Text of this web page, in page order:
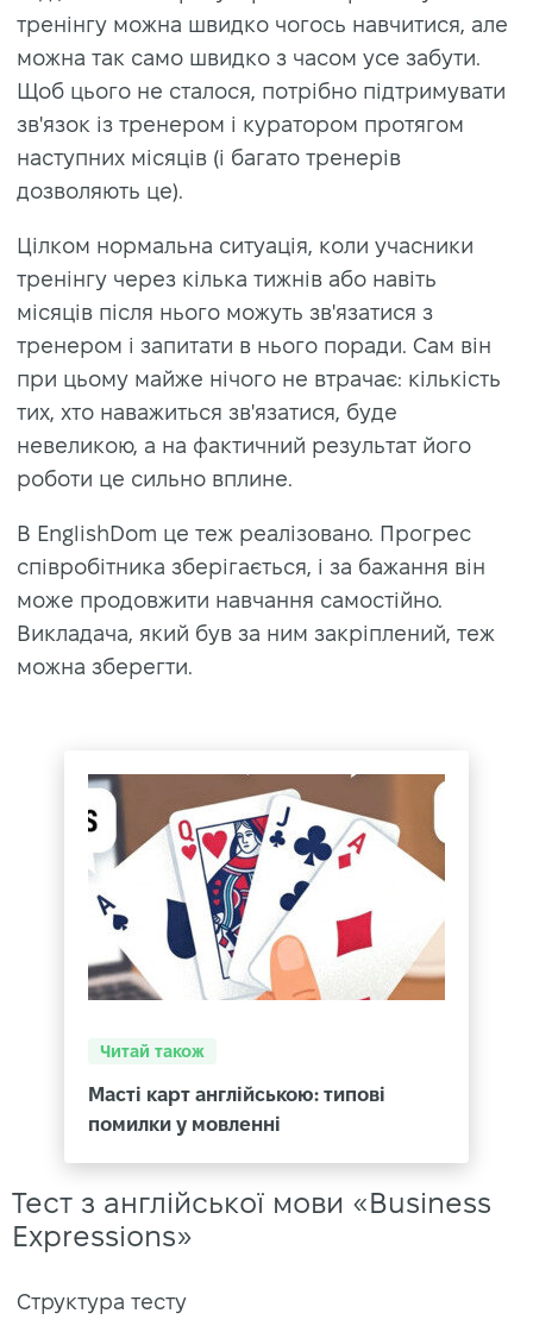
тренінгу можна швидко чогось навчитися, але
можна так само швидко з часом усе забути.
Щоб цього не сталося, потрібно підтримувати
зв'язок із тренером і куратором протягом
наступних місяців (і багато тренерів
дозволяють це).
Цілком нормальна ситуація, коли учасники
тренінгу через кілька тижнів або навіть
місяців після нього можуть зв'язатися з
тренером і запитати в нього поради. Сам він
при цьому майже нічого не втрачає: кількість
тих, хто наважиться зв'язатися, буде
невеликою, а на фактичний результат його
роботи це сильно вплине.
В EnglishDom це теж реалізовано. Прогрес
співробітника зберігається, і за бажання він
може продовжити навчання самостійно.
Викладача, який був за ним закріплений, теж
можна зберегти.
Читай також
Масті карт англійською: типові
помилки у мовленні
Тест з англійської мови «Business
Expressions»
Структура тесту